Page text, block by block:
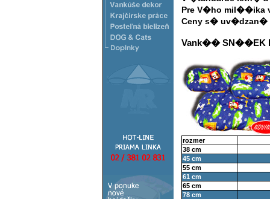
Pre V�ho mil��ika
Ceny s� uv�dzan�
Vank�� SN��EK
rozmer
38 cm
45 cm
55 cm
61 cm
65 cm
78 cm